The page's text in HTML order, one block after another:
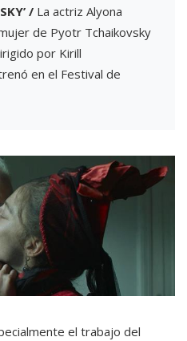
/ La actriz Alyona
de Pyotr Tchaikovsky
por Kirill
en el Festival de
el trabajo del